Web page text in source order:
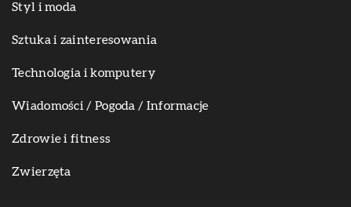
Styl i moda
Sztuka i zainteresowania
Technologia i komputery
Wiadomości / Pogoda / Informacje
Zdrowie i fitness
Zwierzęta